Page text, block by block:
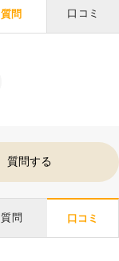
質問 口コミ
質問する
質問 口コミ